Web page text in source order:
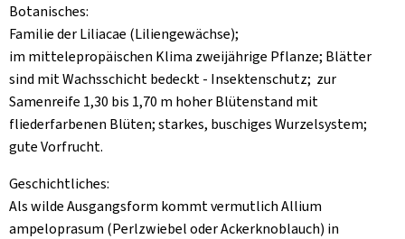
Botanisches:
Familie der Liliacae (Liliengewächse);
im mittelepropäischen Klima zweijährige Pflanze; Blätter
sind mit Wachsschicht bedeckt - Insektenschutz; zur
Samenreife 1,30 bis 1,70 m hoher Blütenstand mit
fliederfarbenen Blüten; starkes, buschiges Wurzelsystem;
gute Vorfrucht.
Geschichtliches:
Als wilde Ausgangsform kommt vermutlich Allium
ampeloprasum (Perlzwiebel oder Ackerknoblauch) in